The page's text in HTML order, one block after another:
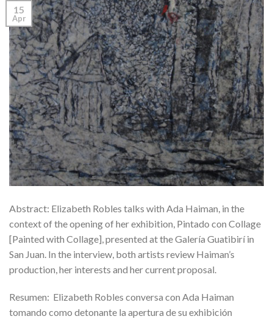
15
Apr
Abstract: Elizabeth Robles talks with Ada Haiman, in the
context of the opening of her exhibition, Pintado con Collage
[Painted with Collage], presented at the Galería Guatibirí in
San Juan. In the interview, both artists review Haiman’s
production, her interests and her current proposal.
Resumen: Elizabeth Robles conversa con Ada Haiman
tomando como detonante la apertura de su exhibición